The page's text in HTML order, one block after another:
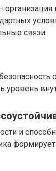
организация
связи.
уровень
и
формирует